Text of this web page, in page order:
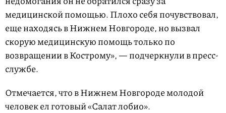
медицинской помощью. Плохо себя почувствовал,
еще находясь в Нижнем Новгороде, но вызвал
скорую медицинскую помощь только по
возвращении в Кострому», — подчеркнули в пресс-
службе.
Отмечается, что в Нижнем Новгороде молодой
человек ел готовый «Салат лобио».